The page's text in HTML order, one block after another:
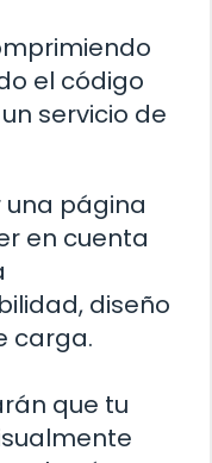
el código
servicio de
una página
en cuenta
diseño
carga.
que tu